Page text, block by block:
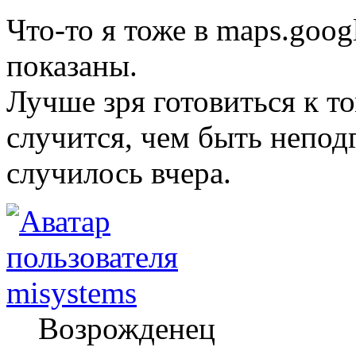
Что-то я тоже в
показаны.
Лучше зря готовиться к
случится, чем быть
случилось вчера.
misystems
Возрожденец